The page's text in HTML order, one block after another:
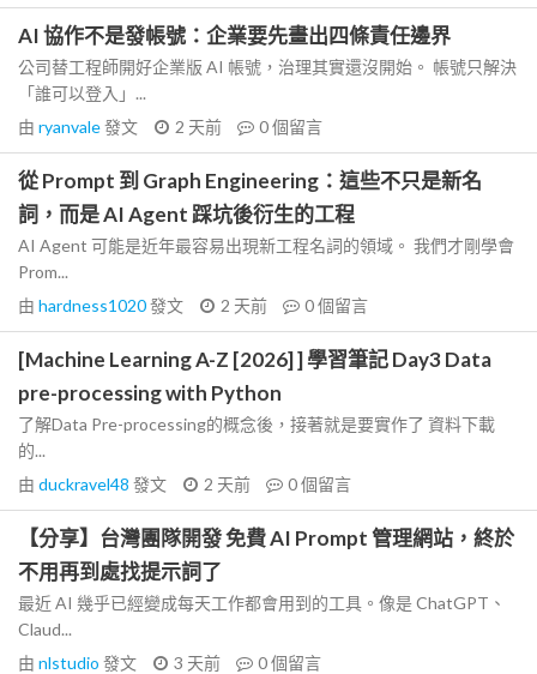
AI 協作不是發帳號：企業要先畫出四條責任邊界
公司替工程師開好企業版 AI 帳號，治理其實還沒開始。 帳號只解決
「誰可以登入」...
由 ryanvale發文 2 天前 0個留言
從 Prompt 到 Graph Engineering：這些不只是新名
詞，而是 AI Agent 踩坑後衍生的工程
AI Agent 可能是近年最容易出現新工程名詞的領域。 我們才剛學會
Prom...
由 hardness1020發文 2 天前 0個留言
[Machine Learning A-Z [2026] ] 學習筆記 Day3 Data
pre-processing with Python
了解Data Pre-processing的概念後，接著就是要實作了 資料下載
的...
由 duckravel48 發文 2 天前 0個留言
【分享】台灣團隊開發 免費 AI Prompt 管理網站，終於
不用再到處找提示詞了
最近 AI 幾乎已經變成每天工作都會用到的工具。像是 ChatGPT、
Claud...
由 nlstudio 發文 3 天前 0個留言